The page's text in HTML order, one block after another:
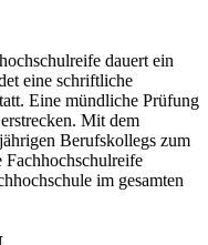
dauert ein
eine schriftliche
Eine mündliche Prüfung
Mit dem
Berufskollegs zum
im gesamten